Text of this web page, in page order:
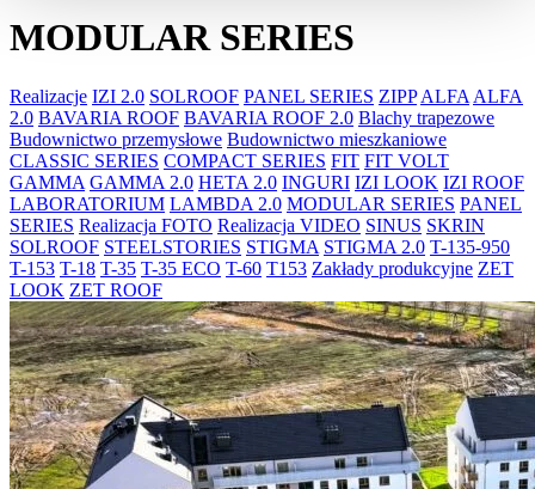
MODULAR SERIES
Realizacje IZI 2.0 SOLROOF PANEL SERIES ZIPP ALFA ALFA
2.0 BAVARIA ROOF BAVARIA ROOF 2.0 Blachy trapezowe
Budownictwo przemysłowe Budownictwo mieszkaniowe
CLASSIC SERIES COMPACT SERIES FIT FIT VOLT
GAMMA GAMMA 2.0 HETA 2.0 INGURI IZI LOOK IZI ROOF
LABORATORIUM LAMBDA 2.0 MODULAR SERIES PANEL
SERIES Realizacja FOTO Realizacja VIDEO SINUS SKRIN
SOLROOF STEELSTORIES STIGMA STIGMA 2.0 T-135-950
T-153 T-18 T-35 T-35 ECO T-60 T153 Zakłady produkcyjne ZET
LOOK ZET ROOF